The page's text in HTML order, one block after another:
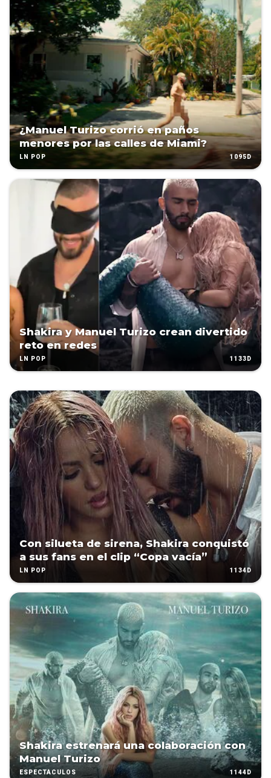
¿Manuel Turizo corrió en paños
menores por las calles de Miami?
LN POP 1095D
Shakira y Manuel Turizo crean divertido
reto en redes
LN POP 1133D
Con silueta de sirena, Shakira conquistó
a sus fans en el clip “Copa vacía”
LN POP 1134D
Shakira estrenará una colaboración con
Manuel Turizo
ESPECTÁCULOS 1144D